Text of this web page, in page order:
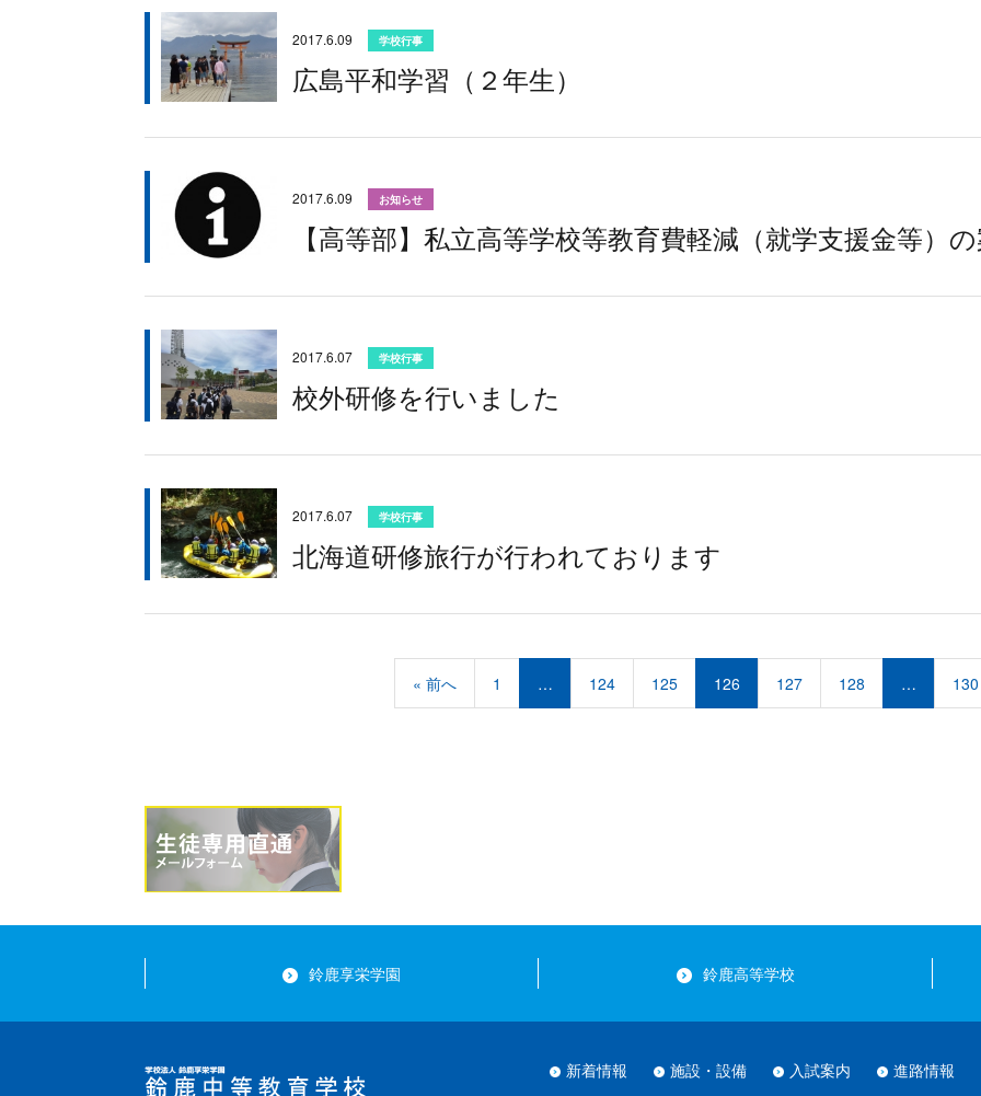
2017.6.09 学校行事
広島平和学習（２年生）
2017.6.09 お知らせ
【高等部】私立高等学校等教育費軽減（就学支援金等）
2017.6.07 学校行事
校外研修を行いました
2017.6.07 学校行事
北海道研修旅行が行われております
« 前へ 1 … 124 125 126 127 128 … 130
鈴鹿享栄学園 鈴鹿高等学校
新着情報 施設・設備 入試案内 進路情報